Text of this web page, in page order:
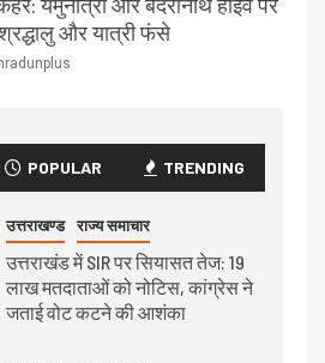
और यात्री फंसे
POPULAR TRENDING
उत्तराखण्ड राज्य समाचार
उत्तराखंड में SIR पर सियासत तेज: 19
लाख मतदाताओं को नोटिस, कांग्रेस ने
जताई वोट कटने की आशंका